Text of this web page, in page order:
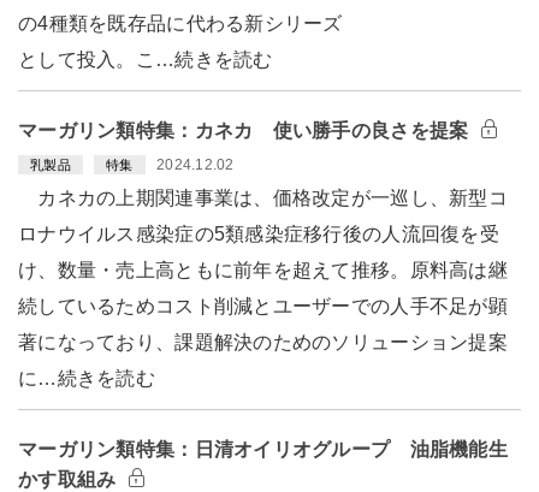
の4種類を既存品に代わる新シリーズ
として投入。こ…続きを読む
マーガリン類特集：カネカ 使い勝手の良さを提案
乳製品 特集 2024.12.02
カネカの上期関連事業は、価格改定が一巡し、新型コ
ロナウイルス感染症の5類感染症移行後の人流回復を受
け、数量・売上高ともに前年を超えて推移。原料高は継
続しているためコスト削減とユーザーでの人手不足が顕
著になっており、課題解決のためのソリューション提案
に…続きを読む
マーガリン類特集：日清オイリオグループ 油脂機能生
かす取組み